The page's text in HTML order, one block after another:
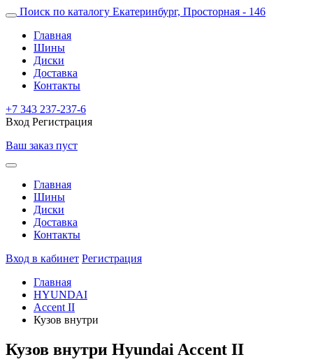
Поиск по каталогу Екатеринбург, Просторная - 146
Главная
Шины
Диски
Доставка
Контакты
+7 343 237-237-6
Вход Регистрация
Ваш заказ пуст
Главная
Шины
Диски
Доставка
Контакты
Вход в кабинет Регистрация
Главная
HYUNDAI
Accent II
Кузов внутри
Кузов внутри Hyundai Accent II